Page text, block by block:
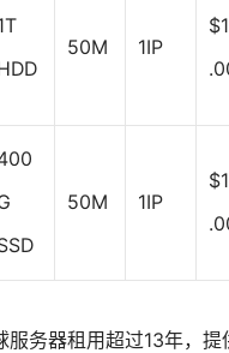
50M 1IP
50M 1IP
务器租用超过13年，提